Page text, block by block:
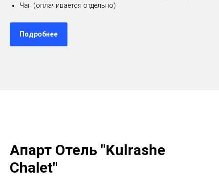
Чан (оплачивается отдельно)
Подробнее
Апарт Отель "Kulrashe
Chalet"